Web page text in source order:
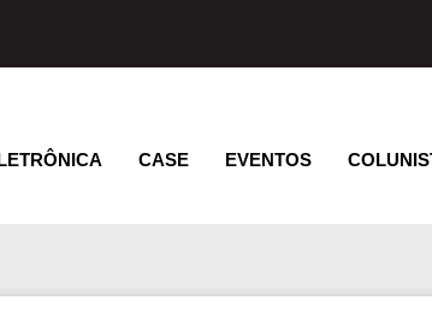
CASE EVENTOS